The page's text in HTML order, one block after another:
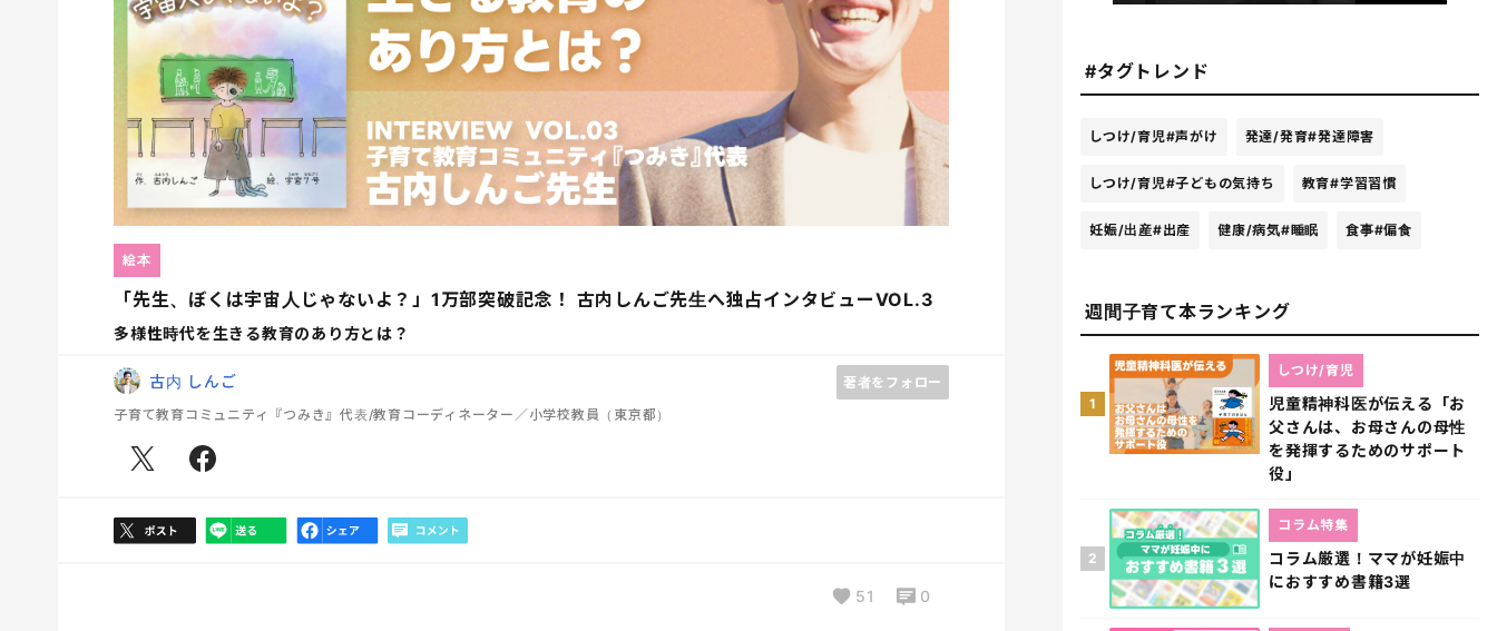
「先生、ぼくは宇宙人じゃないよ？」1万部突破記念！ 古内しんご先生へ独占インタビューVOL.3
多様性時代を生きる教育のあり方とは？
絵本
古内 しんご
著者をフォロー
子育て教育コミュニティ『つみき』代表/教育コーディネーター／小学校教員（東京都）
51 0
#タグトレンド
しつけ/育児#声がけ 発達/発育#発達障害
しつけ/育児#子どもの気持ち 教育#学習習慣
妊娠/出産#出産 健康/病気#睡眠 食事#偏食
週間子育て本ランキング
1
児童精神科医が伝える「お
父さんは、お母さんの母性
を発揮するためのサポート
役」
しつけ/育児
2
コラム厳選！ママが妊娠中
におすすめ書籍3選
コラム特集